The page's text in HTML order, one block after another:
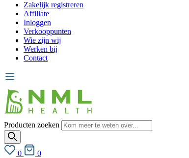
Zakelijk registreren
Affiliate
Inloggen
Verkooppunten
Wie zijn wij
Werken bij
Contact
Producten zoeken
0 0